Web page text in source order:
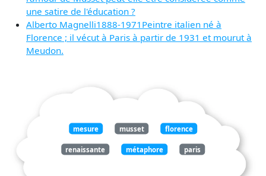
une satire de l'éducation ?
Alberto Magnelli1888-1971Peintre italien né à
Florence ; il vécut à Paris à partir de 1931 et mourut à
Meudon.
mesure musset florence
renaissante métaphore paris